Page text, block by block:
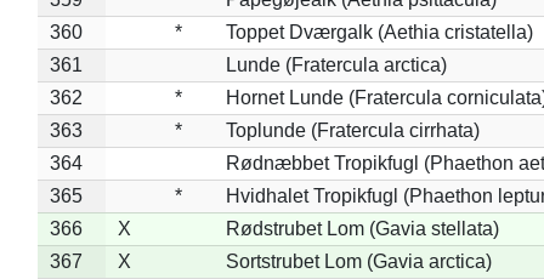
360
*
Toppet Dværgalk (Aethia cristatella)
361
Lunde (Fratercula arctica)
362
*
Hornet Lunde (Fratercula
363
*
Toplunde (Fratercula cirrhata)
364
Rødnæbbet Tropikfugl (Phaethon
365
*
Hvidhalet Tropikfugl (Phaethon
366
X
Rødstrubet Lom (Gavia stellata)
367
X
Sortstrubet Lom (Gavia arctica)